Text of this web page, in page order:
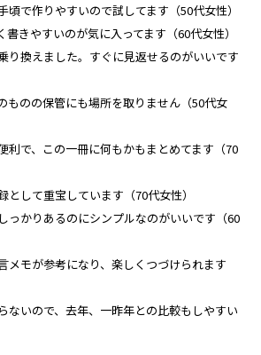
で作りやすいので試してます（50代女性）
きやすいのが気に入ってます（60代女性）
換えました。すぐに見返せるのがいいです
のの保管にも場所を取りません（50代女
で、この一冊に何もかもまとめてます（70
して重宝しています（70代女性）
かりあるのにシンプルなのがいいです（60
モが参考になり、楽しくつづけられます
いので、去年、一昨年との比較もしやすい